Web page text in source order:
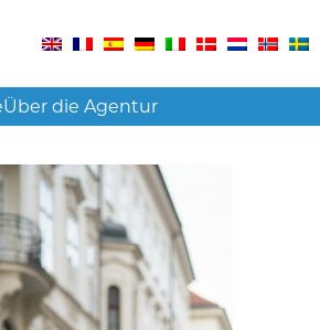
Über die Agentur